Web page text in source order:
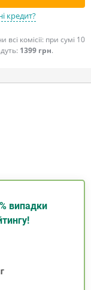
кредит?
комісії: при сумі 10
1399 грн.
випадки